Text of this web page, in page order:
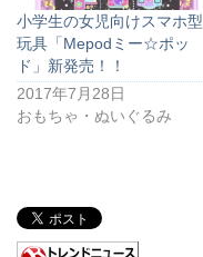
小学生の女児向けスマホ型
玩具「Mepodミー☆ポッ
ド」新発売！！
2017年7月28日
おもちゃ・ぬいぐるみ